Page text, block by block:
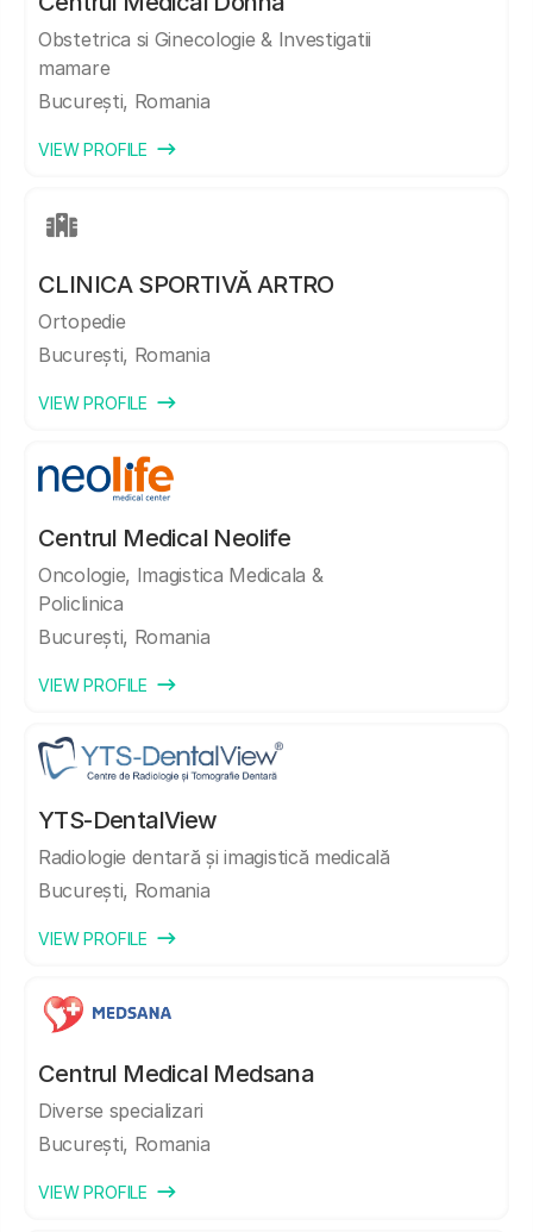
Obstetrica si Ginecologie & Investigatii
mamare
București, Romania
VIEW PROFILE
CLINICA SPORTIVĂ ARTRO
Ortopedie
București, Romania
VIEW PROFILE
Centrul Medical Neolife
Oncologie, Imagistica Medicala &
Policlinica
București, Romania
VIEW PROFILE
YTS-DentalView
Radiologie dentară și imagistică medicală
București, Romania
VIEW PROFILE
Centrul Medical Medsana
Diverse specializari
București, Romania
VIEW PROFILE